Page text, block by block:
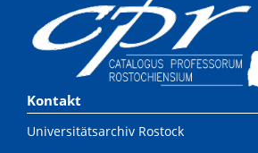
Kontakt
Universitätsarchiv Rostock